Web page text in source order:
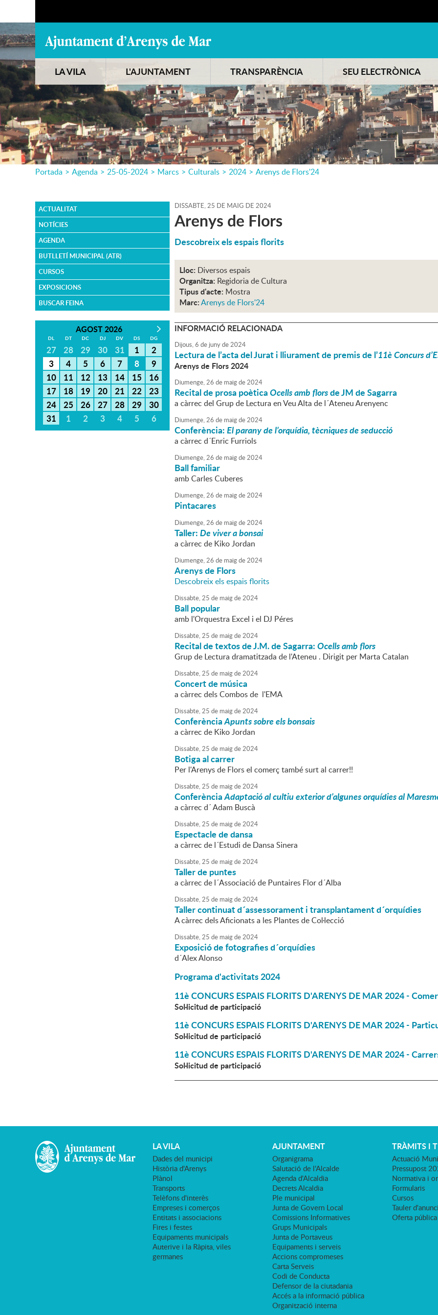
LA VILA L'AJUNTAMENT TRANSPARÈNCIA SEU ELECTRÒNICA
Portada > Agenda > 25-05-2024 > Marcs > Culturals > 2024 > Arenys de Flors'24
ACTUALITAT
NOTÍCIES
AGENDA
BUTLLETÍ MUNICIPAL (ATR)
CURSOS
EXPOSICIONS
BUSCAR FEINA
AGOST 2026
DL DT DC DJ DV DS DG
27 28 29 30 31 1
2
3
4 5 6 7 8
9
10
11 12 13 14 15
16
17
18 19 20 21 22
23
24
25 26 27 28 29
30
31
1 2 3 4 5 6
DISSABTE,25 DE MAIG DE 2024
Arenys de Flors
Descobreix els espais florits
Lloc: Diversos espais
Organitza: Regidoria de Cultura
Tipus d'acte: Mostra
Marc:Arenys de Flors'24
INFORMACIÓ RELACIONADA
Dijous,6 de junyde2024
Lectura de l’acta del Jurat i lliurament de premis de l’11è Concurs
Arenys de Flors 2024
Diumenge,26 de maigde2024
Recital de prosa poèticaOcells amb florsde JM de Sagarra
a càrrec del Grup de Lectura en Veu Alta de l´Ateneu Arenyenc
Diumenge,26 de maigde2024
Conferència:El parany de l’orquídia, tècniques de seducció
a càrrec d´Enric Furriols
Diumenge,26 de maigde2024
Ball familiar
amb Carles Cuberes
Diumenge,26 de maigde2024
Pintacares
Diumenge,26 de maigde2024
Taller:De viver a bonsai
a càrrec de Kiko Jordan
Diumenge,26 de maigde2024
Arenys de Flors
Descobreix els espais florits
Dissabte,25 de maigde2024
Ball popular
amb l'Orquestra Excel i el DJ Péres
Dissabte,25 de maigde2024
Recital de textos de J.M. de Sagarra:Ocells amb flors
Grup de Lectura dramatitzada de l'Ateneu . Dirigit per Marta Catalan
Dissabte,25 de maigde2024
Concert de música
a càrrec dels Combos de l'EMA
Dissabte,25 de maigde2024
ConferènciaApunts sobre els bonsais
a càrrec de Kiko Jordan
Dissabte,25 de maigde2024
Botiga al carrer
Per l'Arenys de Flors el comerç també surt al carrer!!
Dissabte,25 de maigde2024
ConferènciaAdaptació al cultiu exterior d’algunes orquídies al
a càrrec d´ Adam Buscà
Dissabte,25 de maigde2024
Espectacle de dansa
a càrrec de l´Estudi de Dansa Sinera
Dissabte,25 de maigde2024
Taller de puntes
a càrrec de l´Associació de Puntaires Flor d´Alba
Dissabte,25 de maigde2024
Taller continuat d´assessorament i transplantament d´orquídies
A càrrec dels Aficionats a les Plantes de Col·lecció
Dissabte,25 de maigde2024
Exposició de fotografies d´orquídies
d´Alex Alonso
Programa d'activitats 2024
11è CONCURS ESPAIS FLORITS D'ARENYS DE MAR 2024 -
Sol·licitud de participació
11è CONCURS ESPAIS FLORITS D'ARENYS DE MAR 2024 -
Sol·licitud de participació
11è CONCURS ESPAIS FLORITS D'ARENYS DE MAR 2024 -
Sol·licitud de participació
LA VILA
Dades del municipi
Història d'Arenys
Plànol
Transports
Telèfons d'interès
Empreses i comerços
Entitats i associacions
Fires i festes
Equipaments municipals
Auterive i la Ràpita, viles
germanes
AJUNTAMENT
Organigrama
Salutació de l'Alcalde
Agenda d'Alcaldia
Decrets Alcaldia
Ple municipal
Junta de Govern Local
Comissions Informatives
Grups Municipals
Junta de Portaveus
Equipaments i serveis
Accions compromeses
Carta Serveis
Codi de Conducta
Defensor de la ciutadania
Accés a la informació pública
Organització interna
TRÀMITS I
Actuació
Pressupost
Normativa i
Formularis
Cursos
Tauler
Oferta